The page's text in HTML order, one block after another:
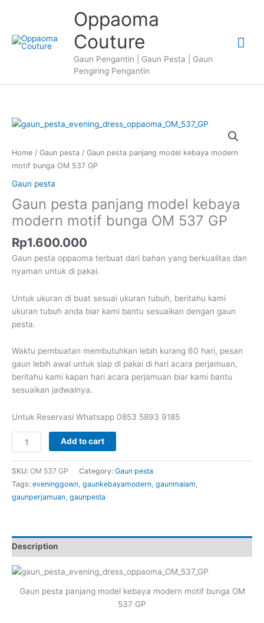
Oppaoma
Couture
Gaun Pengantin | Gaun Pesta | Gaun
Pengiring Pengantin
Home / Gaun pesta / Gaun pesta panjang model kebaya modern
motif bunga OM 537 GP
Gaun pesta
Gaun pesta panjang model kebaya
modern motif bunga OM 537 GP
Rp1.600.000
Gaun pesta oppaoma terbuat dari bahan yang berkualitas dan
nyaman untuk di pakai.
Untuk ukuran di buat sesuai ukuran tubuh, beritahu kami
ukuran tubuh anda biar kami bantu sesuaikan dengan gaun
pesta.
Waktu pembuatan membutuhkan lebih kurang 60 hari, pesan
gaun lebih awal untuk siap di pakai di hari acara perjamuan,
beritahu kami kapan hari acara perjamuan biar kami bantu
sesuaikan jadwalnya.
Untuk Reservasi Whatsapp 0853 5893 9185
Gaun
pesta
panjang
model
kebaya
modern
OM
GP
Add to cart
SKU: OM 537 GP Category: Gaun pesta
Tags: eveninggown gaunkebayamodern gaunmalam
gaunperjamuan gaunpesta
Description
Gaun pesta panjang model kebaya modern motif bunga OM
537 GP